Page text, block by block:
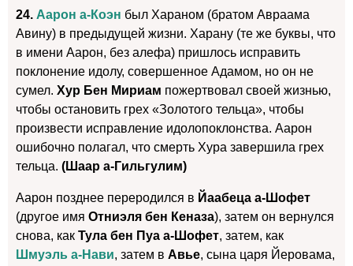
24. Аарон а-Коэн был Хараном (братом Авраама
Авину) в предыдущей жизни. Харану (те же буквы, что
в имени Аарон, без алефа) пришлось исправить
поклонение идолу, совершенное Адамом, но он не
сумел. Хур Бен Мириам пожертвовал своей жизнью,
чтобы остановить грех «Золотого тельца», чтобы
произвести исправление идолопоклонства. Аарон
ошибочно полагал, что смерть Хура завершила грех
тельца. (Шаар а-Гильгулим)
Аарон позднее переродился в Йаабеца а-Шофет
(другое имя Отниэля бен Кеназа), затем он вернулся
снова, как Тула бен Пуа а-Шофет, затем, как
Шмуэль а-Нави, затем в Авье, сына царя Йеровама,